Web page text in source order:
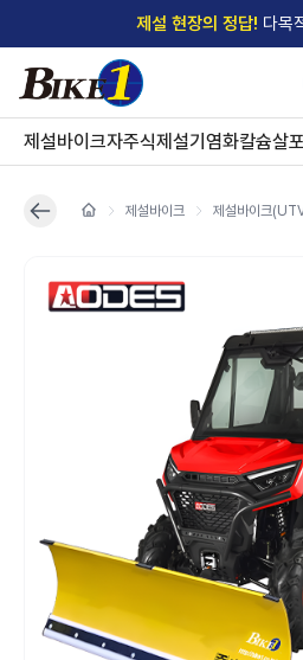
제설 현장의 정답! 다목
제설장비 납품
'국내 유일'의 특허 제설
전국이 선택한제설·다목
제설바이크자주식제설기 염화칼슘살포
제설바이크 제설바이크